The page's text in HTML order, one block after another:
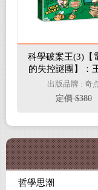
科學破案王(3)【
的失控謎團】：
者臥底出勤中！(
學超神氣！)
出版品牌 : 奇
定價 $380
哲學思潮